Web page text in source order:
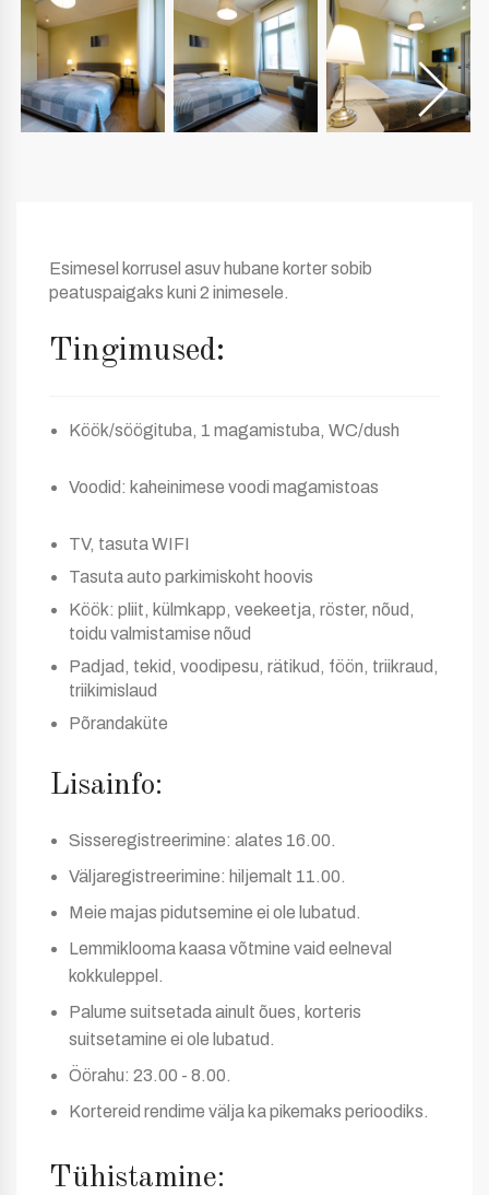
Esimesel korrusel asuv hubane korter sobib
peatuspaigaks kuni 2 inimesele.
Tingimused:
Köök/söögituba, 1 magamistuba, WC/dush
Voodid: kaheinimese voodi magamistoas
TV, tasuta WIFI
Tasuta auto parkimiskoht hoovis
Köök: pliit, külmkapp, veekeetja, röster, nõud,
toidu valmistamise nõud
Padjad, tekid, voodipesu, rätikud, föön, triikraud,
triikimislaud
Põrandaküte
Lisainfo:
Sisseregistreerimine: alates 16.00.
Väljaregistreerimine: hiljemalt 11.00.
Meie majas pidutsemine ei ole lubatud.
Lemmiklooma kaasa võtmine vaid eelneval
kokkuleppel.
Palume suitsetada ainult õues, korteris
suitsetamine ei ole lubatud.
Öörahu: 23.00 - 8.00.
Kortereid rendime välja ka pikemaks perioodiks.
Tühistamine: